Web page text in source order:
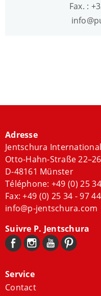
Fax. :
Adresse
Jentschura
Otto-Hahn-Straße 22–26
D-48161 Münster
Téléphone: +49 (0) 25
Fax: +49 (0) 25 34 - 97
info@p-jentschura.com
Suivre P. Jentschura
Service
Contact